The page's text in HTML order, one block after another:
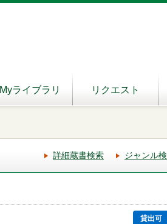
Myライブラリ リクエスト
詳細蔵書検索 ジャンル
貸出可